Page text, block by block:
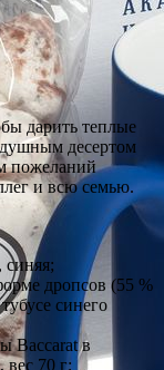
дарить теплые
десертом
пожеланий
и всю семью.
синяя;
дропсов (55 %
синего
Baccarat в
вес 70 г;